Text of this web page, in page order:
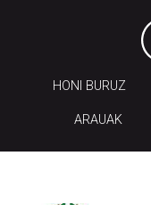
HONI BURUZ
ARAUAK